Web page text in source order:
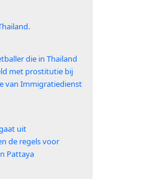
die in Thailand
met prostitutie bij
van Immigratiedienst
uit
de regels voor
Pattaya